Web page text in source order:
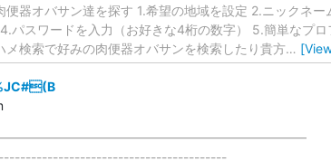
器オバサン達を探す 1.希望の地域を設定 2.ニックネ
パスワードを入力（お好きな4桁の数字） 5.簡単なプ
検索で好みの肉便器オバサンを検索したり貴方…
■□ 即